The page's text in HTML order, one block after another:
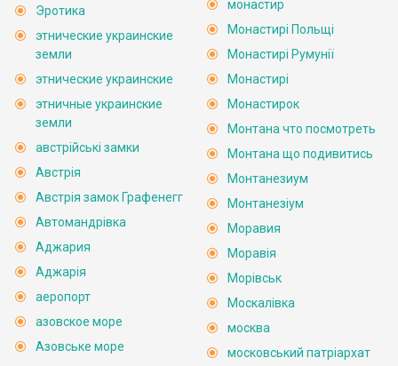
Эротика
этнические украинские
земли
этнические украинские
этничные украинские
земли
австрійські замки
Австрія
Австрія замок Графенегг
Автомандрівка
Аджария
Аджарія
аеропорт
азовское море
Азовське море
монастир
Монастирі Польщі
Монастирі Румунії
Монастирі
Монастирок
Монтана что посмотреть
Монтана що подивитись
Монтанезиум
Монтанезіум
Моравия
Моравія
Морівськ
Москалівка
москва
московський патріархат